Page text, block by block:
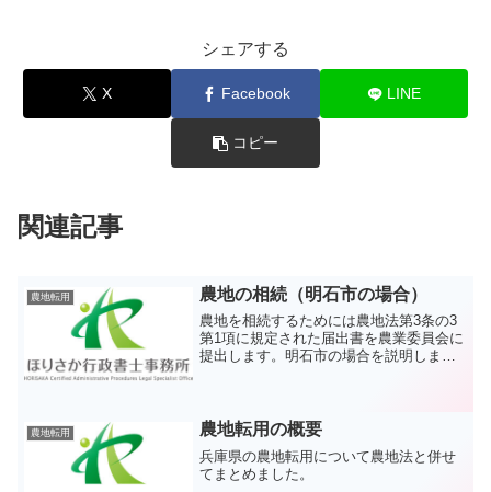
シェアする
X Facebook LINE
コピー
関連記事
農地転用 農地の相続（明石市の場合）
農地を相続するためには農地法第3条の3
第1項に規定された届出書を農業委員会に
提出します。明石市の場合を説明しま
農地転用 農地転用の概要
兵庫県の農地転用について農地法と併せ
てまとめました。